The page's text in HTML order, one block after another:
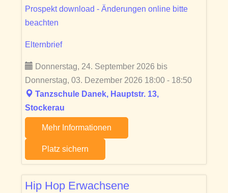
Prospekt download - Änderungen online bitte
beachten
Elternbrief
Donnerstag, 24. September 2026 bis
Donnerstag, 03. Dezember 2026 18:00 - 18:50
Tanzschule Danek, Hauptstr. 13,
Stockerau
Mehr Informationen
Platz sichern
Hip Hop Erwachsene